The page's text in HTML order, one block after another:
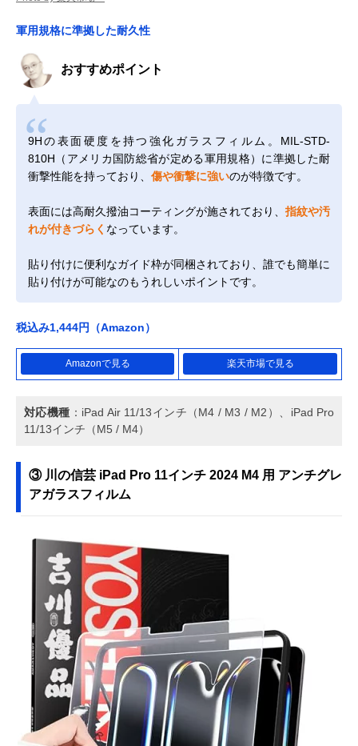
軍用規格に準拠した耐久性
おすすめポイント
9Hの表面硬度を持つ強化ガラスフィルム。MIL-STD-
810H（アメリカ国防総省が定める軍用規格）に準拠した耐
衝撃性能を持っており、 傷や衝撃に強いのが特徴です。
表面には高耐久撥油コーティングが施されており、 指紋や汚
れが付きづらく なっています。
貼り付けに便利なガイド枠が同梱されており、誰でも簡単に
貼り付けが可能なのもうれしいポイントです。
税込み1,444円（Amazon）
Amazonで見る 楽天市場で見る
対応機種 ：iPad Air 11/13インチ（M4 / M3 / M2）、iPad Pro
11/13インチ（M5 / M4）
③ 川の信芸 iPad Pro 11インチ 2024 M4 用 アンチグレ
アガラスフィルム